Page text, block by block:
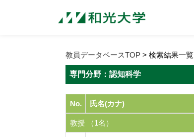
教員データベースTOP > 検索結果一覧
専門分野：認知科学
No. 氏名(カナ)
教授 （1名）